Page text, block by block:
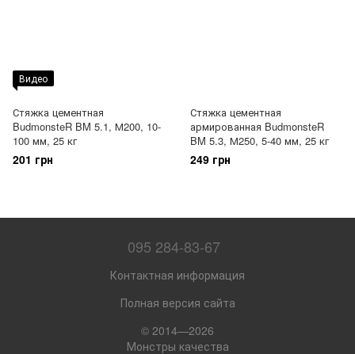
Видео
Стяжка цементная
BudmonsteR BM 5.1, М200, 10-
100 мм, 25 кг
201 грн
Стяжка цементная
армированная BudmonsteR
BM 5.3, М250, 5-40 мм, 25 кг
249 грн
095 284-83-67
Контактная информация
Полная версия сайта
© 2014—2026
Монстры качества